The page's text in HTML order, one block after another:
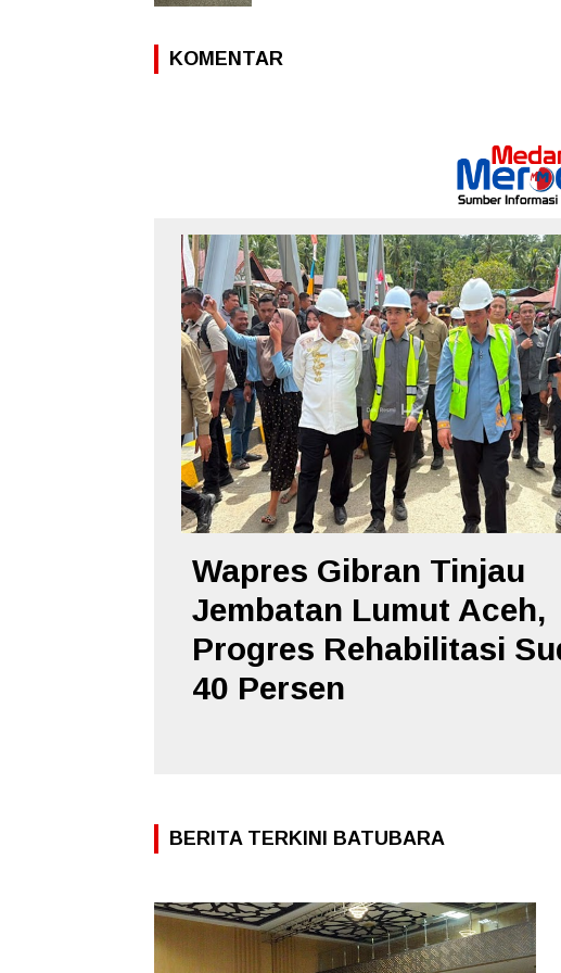
KOMENTAR
Wapres Gibran Tinjau
Jembatan Lumut Aceh,
Progres Rehabilitasi
40 Persen
BERITA TERKINI BATUBARA